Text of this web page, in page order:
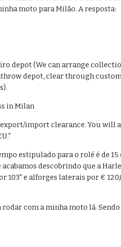
moto para Milão. A resposta:
depot (We can arrange
depot, clear through
in Milan
import clearance. You will
estipulado para o rolé é de 15
descobrindo que a
103" e alforges laterais por €
com a minha moto lá.